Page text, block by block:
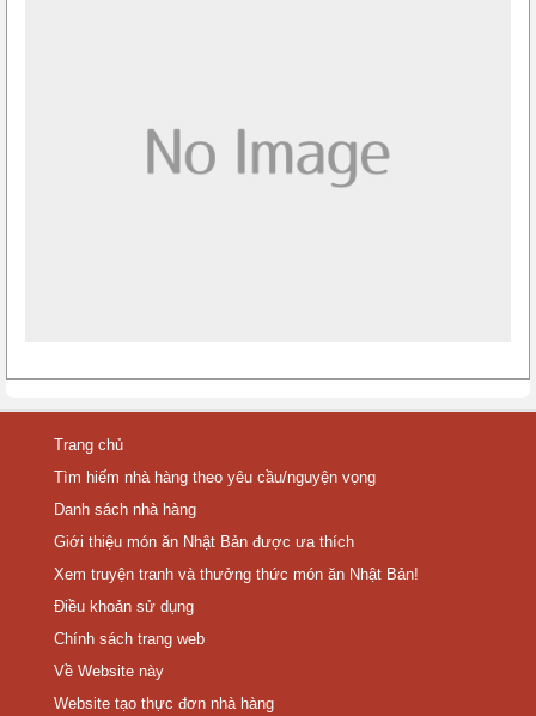
Trang chủ
Tìm hiếm nhà hàng theo yêu cầu/nguyện vọng
Danh sách nhà hàng
Giới thiệu món ăn Nhật Bản được ưa thích
Xem truyện tranh và thưởng thức món ăn Nhật Bản!
Điều khoản sử dụng
Chính sách trang web
Về Website này
Website tạo thực đơn nhà hàng